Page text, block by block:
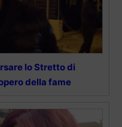
lo Stretto di
della fame